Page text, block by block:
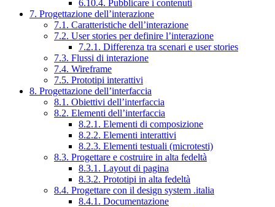
6.10.4. Pubblicare i contenuti
7. Progettazione dell’interazione
7.1. Caratteristiche dell’interazione
7.2. User stories per definire l’interazione
7.2.1. Differenza tra scenari e user stories
7.3. Flussi di interazione
7.4. Wireframe
7.5. Prototipi interattivi
8. Progettazione dell’interfaccia
8.1. Obiettivi dell’interfaccia
8.2. Elementi dell’interfaccia
8.2.1. Elementi di composizione
8.2.2. Elementi interattivi
8.2.3. Elementi testuali (microtesti)
8.3. Progettare e costruire in alta fedeltà
8.3.1. Layout di pagina
8.3.2. Prototipi in alta fedeltà
8.4. Progettare con il design system .italia
8.4.1. Documentazione